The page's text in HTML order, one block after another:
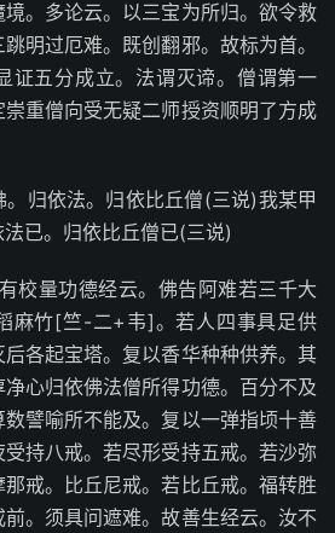
。多论云。以三宝为所归。欲令救
明过厄难。既创翻邪。故标为首。
证五分成立。法谓灭谛。僧谓第一
重僧向受无疑二师授资顺明了方成
归依法。归依比丘僧(三说)我某甲
已。归依比丘僧已(三说)
校量功德经云。佛告阿难若三千大
麻竹[竺-二+韦]。若人四事具足供
各起宝塔。复以香华种种供养。其
心归依佛法僧所得功德。百分不及
譬喻所不能及。复以一弹指顷十善
持八戒。若尽形受持五戒。若沙弥
戒。比丘尼戒。若比丘戒。福转胜
。须具问遮难。故善生经云。汝不